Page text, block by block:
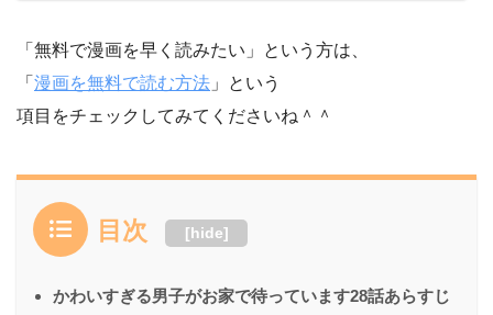
「無料で漫画を早く読みたい」という方は、
「 漫画を無料で読む方法 」という
項目をチェックしてみてくださいね＾＾
目次 [hide]
かわいすぎる男子がお家で待っています28話あらすじ